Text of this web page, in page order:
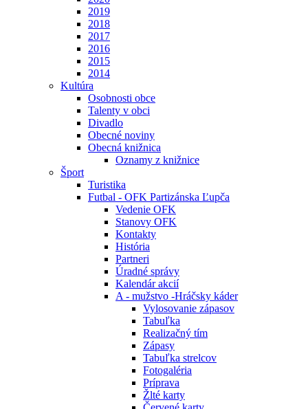
2019
2018
2017
2016
2015
2014
Kultúra
Osobnosti obce
Talenty v obci
Divadlo
Obecné noviny
Obecná knižnica
Oznamy z knižnice
Šport
Turistika
Futbal - OFK Partizánska Ľupča
Vedenie OFK
Stanovy OFK
Kontakty
História
Partneri
Úradné správy
Kalendár akcií
A - mužstvo -Hráčsky káder
Vylosovanie zápasov
Tabuľka
Realizačný tím
Zápasy
Tabuľka strelcov
Fotogaléria
Príprava
Žlté karty